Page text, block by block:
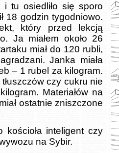
i tu osiedliło się sporo
18 godzin tygodniowo.
który przed lekcją
Ja miałem około 26
miał do 120 rubli,
Janka miała
– 1 rubel za kilogram.
czy cukru nie
Materiałów na
ostatnie zniszczone
kościoła inteligent czy
na Sybir.